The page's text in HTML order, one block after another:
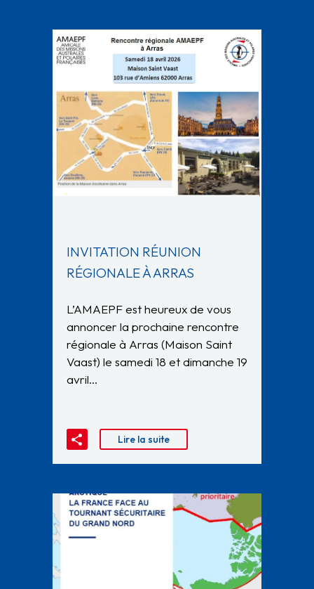
INVITATION RÉUNION
RÉGIONALE À ARRAS
L’AMAEPF est heureux de vous
annoncer la prochaine rencontre
régionale à Arras (Maison Saint
Vaast) le samedi 18 et dimanche 19
avril…
Lire la suite